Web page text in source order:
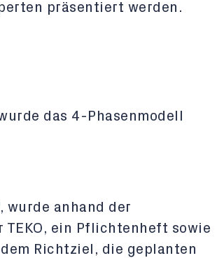
präsentiert werden.
das 4-Phasenmodell
wurde anhand der
ein Pflichtenheft sowie
Richtziel, die geplanten